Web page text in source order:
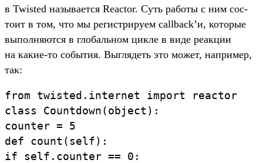
в Twisted называ­ется Reactor. Суть работы с ним сос­
тоит в том, что мы регис­три­руем callback’и, которые
выпол­няют­ся в гло­баль­ном цик­ле в виде реак­ции
на какие‑то события. Выг­лядеть это может, нап­ример,
так:
from twisted. internet import
reactor
class
Countdown(object ) :
counter =
5
def
count (self) :
if
self . counter == 0 :